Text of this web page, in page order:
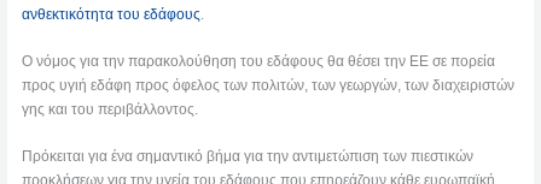
ανθεκτικότητα του εδάφους.
Ο νόμος για την παρακολούθηση του εδάφους θα θέσει την ΕΕ σε πορεία
προς υγιή εδάφη προς όφελος των πολιτών, των γεωργών, των διαχειριστών
γης και του περιβάλλοντος.
Πρόκειται για ένα σημαντικό βήμα για την αντιμετώπιση των πιεστικών